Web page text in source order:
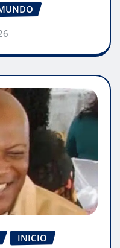
INICIO